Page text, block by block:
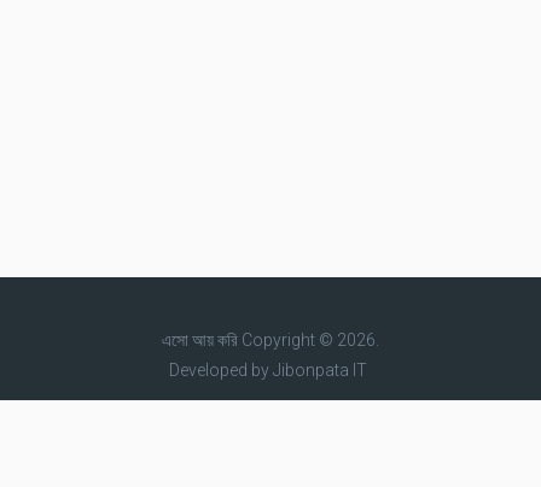
এসো আয় করিCopyright © 2026.
Developed byJibonpata IT